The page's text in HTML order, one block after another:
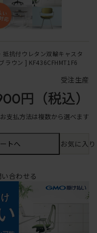
抗付ウレタン双輪キャスタ
ラウン ] KF436CFHMT1F6
受注生産
円 （税込）
お支払方法は複数から選べます
トへ お気に入
合わせる